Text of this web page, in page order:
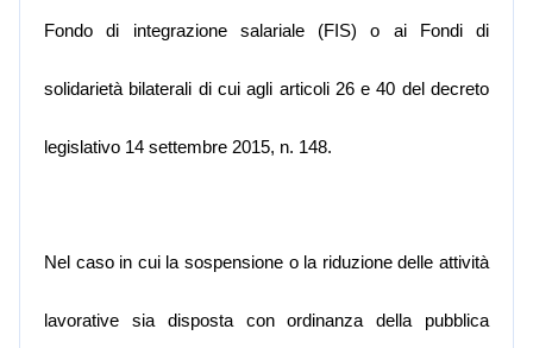
Fondo di integrazione salariale (FIS) o ai Fondi di
solidarietà bilaterali di cui agli articoli 26 e 40 del decreto
legislativo 14 settembre 2015, n. 148.
Nel caso in cui la sospensione o la riduzione delle attività
lavorative sia disposta con ordinanza della pubblica